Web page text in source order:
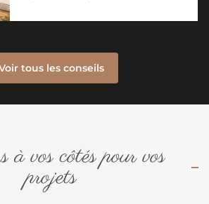
tous les conseils
à vos côtés pour vos
projets